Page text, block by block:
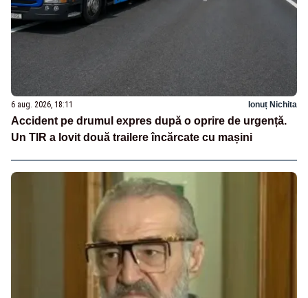
6 aug. 2026, 18:11 Ionuț Nichita
Accident pe drumul expres după o oprire de urgență.
Un TIR a lovit două trailere încărcate cu mașini